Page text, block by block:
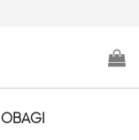
OBAGI